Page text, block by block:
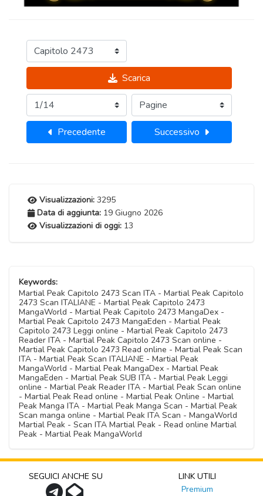
Scarica
Precedente Successivo
Visualizzazioni: 3295
Data di aggiunta: 19 Giugno 2026
Visualizzazioni di oggi: 13
Keywords:
Martial Peak Capitolo 2473 Scan ITA - Martial Peak Capitolo
2473 Scan ITALIANE - Martial Peak Capitolo 2473
MangaWorld - Martial Peak Capitolo 2473 MangaDex -
Martial Peak Capitolo 2473 MangaEden - Martial Peak
Capitolo 2473 Leggi online - Martial Peak Capitolo 2473
Reader ITA - Martial Peak Capitolo 2473 Scan online -
Martial Peak Capitolo 2473 Read online - Martial Peak Scan
ITA - Martial Peak Scan ITALIANE - Martial Peak
MangaWorld - Martial Peak MangaDex - Martial Peak
MangaEden - Martial Peak SUB ITA - Martial Peak Leggi
online - Martial Peak Reader ITA - Martial Peak Scan online
- Martial Peak Read online - Martial Peak Online - Martial
Peak Manga ITA - Martial Peak Manga Scan - Martial Peak
Scan manga online - Martial Peak ITA Scan - MangaWorld
Martial Peak - Scan ITA Martial Peak - Read online Martial
Peak - Martial Peak MangaWorld
SEGUICI ANCHE SU
LINK UTILI
Premium